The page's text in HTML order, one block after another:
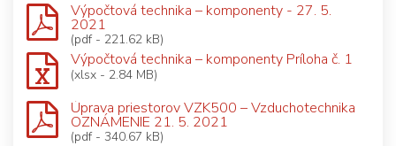
Výpočtová technika – komponenty - 27. 5.
2021
(pdf - 221.62 kB)
Výpočtová technika – komponenty Príloha č. 1
(xlsx - 2.84 MB)
Úprava priestorov VZK500 – Vzduchotechnika
OZNÁMENIE 21. 5. 2021
(pdf - 340.67 kB)